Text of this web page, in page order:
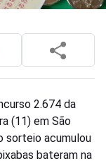
2.674 da
(11) em São
sorteio acumulou
bateram na